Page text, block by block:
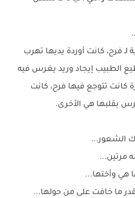
لـ فرح، كانت أوردة يديها تهرب
الطبيب إيجاد وريد يغرس فيه
كانت تتوجع فيها فرح، كانت
بقلبها هي الأخرى.
الشعور...
مرتين...
هي وأختها...
ما خافت على من حولها...